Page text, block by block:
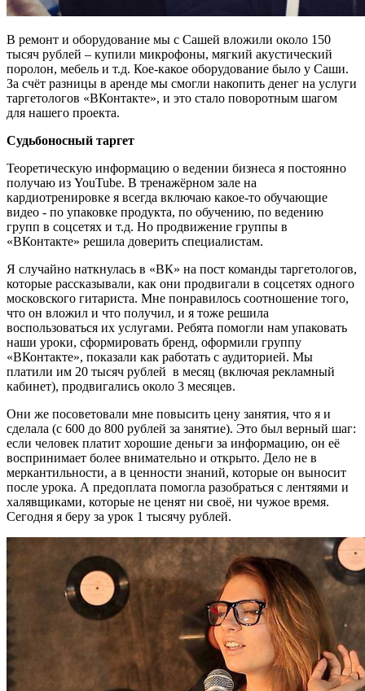
В ремонт и оборудование мы с Сашей вложили около 150
тысяч рублей – купили микрофоны, мягкий акустический
поролон, мебель и т.д. Кое-какое оборудование было у Саши.
За счёт разницы в аренде мы смогли накопить денег на услуги
таргетологов «ВКонтакте», и это стало поворотным шагом
для нашего проекта.
Судьбоносный таргет
Теоретическую информацию о ведении бизнеса я постоянно
получаю из YouTube. В тренажёрном зале на
кардиотренировке я всегда включаю какое-то обучающие
видео - по упаковке продукта, по обучению, по ведению
групп в соцсетях и т.д. Но продвижение группы в
«ВКонтакте» решила доверить специалистам.
Я случайно наткнулась в «ВК» на пост команды таргетологов,
которые рассказывали, как они продвигали в соцсетях одного
московского гитариста. Мне понравилось соотношение того,
что он вложил и что получил, и я тоже решила
воспользоваться их услугами. Ребята помогли нам упаковать
наши уроки, сформировать бренд, оформили группу
«ВКонтакте», показали как работать с аудиторией. Мы
платили им 20 тысяч рублей в месяц (включая рекламный
кабинет), продвигались около 3 месяцев.
Они же посоветовали мне повысить цену занятия, что я и
сделала (с 600 до 800 рублей за занятие). Это был верный шаг:
если человек платит хорошие деньги за информацию, он её
воспринимает более внимательно и открыто. Дело не в
меркантильности, а в ценности знаний, которые он выносит
после урока. А предоплата помогла разобраться с лентяями и
халявщиками, которые не ценят ни своё, ни чужое время.
Сегодня я беру за урок 1 тысячу рублей.